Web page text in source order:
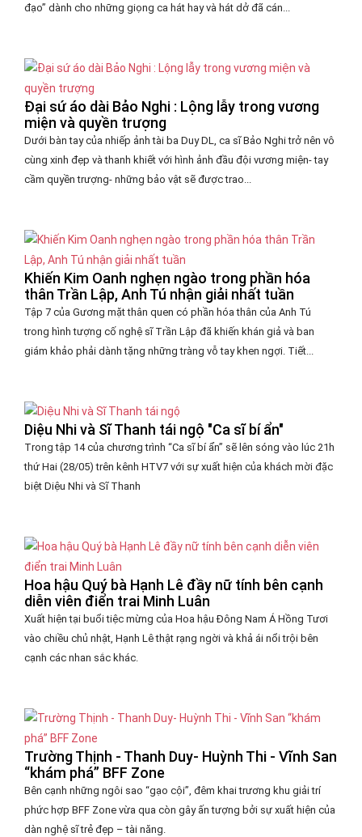
đạo” dành cho những giọng ca hát hay và hát dở đã cán...
Đại sứ áo dài Bảo Nghi : Lộng lẫy trong vương
miện và quyền trượng
Dưới bàn tay của nhiếp ảnh tài ba Duy DL, ca sĩ Bảo Nghi trở nên vô
cùng xinh đẹp và thanh khiết với hình ảnh đầu đội vương miện- tay
cầm quyền trượng- những bảo vật sẽ được trao...
Khiến Kim Oanh nghẹn ngào trong phần hóa
thân Trần Lập, Anh Tú nhận giải nhất tuần
Tập 7 của Gương mặt thân quen có phần hóa thân của Anh Tú
trong hình tượng cố nghệ sĩ Trần Lập đã khiến khán giả và ban
giám khảo phải dành tặng những tràng vỗ tay khen ngợi. Tiết...
Diệu Nhi và Sĩ Thanh tái ngộ "Ca sĩ bí ẩn"
Trong tập 14 của chương trình “Ca sĩ bí ẩn” sẽ lên sóng vào lúc 21h
thứ Hai (28/05) trên kênh HTV7 với sự xuất hiện của khách mời đặc
biệt Diệu Nhi và Sĩ Thanh
Hoa hậu Quý bà Hạnh Lê đầy nữ tính bên cạnh
diễn viên điển trai Minh Luân
Xuất hiện tại buổi tiệc mừng của Hoa hậu Đông Nam Á Hồng Tươi
vào chiều chủ nhật, Hạnh Lê thật rạng ngời và khả ái nổi trội bên
cạnh các nhan sắc khác.
Trường Thịnh - Thanh Duy- Huỳnh Thi - Vĩnh San
“khám phá” BFF Zone
Bên cạnh những ngôi sao “gạo cội”, đêm khai trương khu giải trí
phức hợp BFF Zone vừa qua còn gây ấn tượng bởi sự xuất hiện của
dàn nghệ sĩ trẻ đẹp – tài năng.